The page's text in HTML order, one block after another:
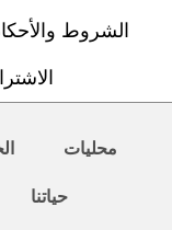
الشروط
محليات
حياتنا